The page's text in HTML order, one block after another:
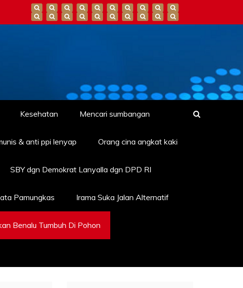
Kesehatan Mencari sumbangan
& anti ppi lenyap Orang cina angkat kaki
SBY dgn Demokrat Lanyalla dgn DPD RI
Pamungkas Irama Suka Jalan Alternatif
Benalu Tumbuh Di Pohon